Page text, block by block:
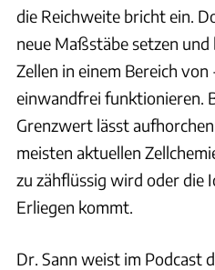
die Reichweite bricht ein.
neue Maßstäbe setzen
Zellen in einem Bereich von
einwandfrei funktionieren.
Grenzwert lässt
meisten aktuellen
zu zähflüssig wird oder die
Erliegen kommt.
Dr. Sann weist im Podcast